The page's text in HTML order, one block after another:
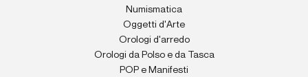
Numismatica
Oggetti d'Arte
Orologi d'arredo
Orologi da Polso e da Tasca
POP e Manifesti